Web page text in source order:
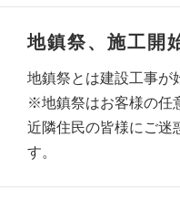
地鎮祭、施工開
地鎮祭とは建設工事が
※地鎮祭はお客様の任
近隣住民の皆様にご迷
す。